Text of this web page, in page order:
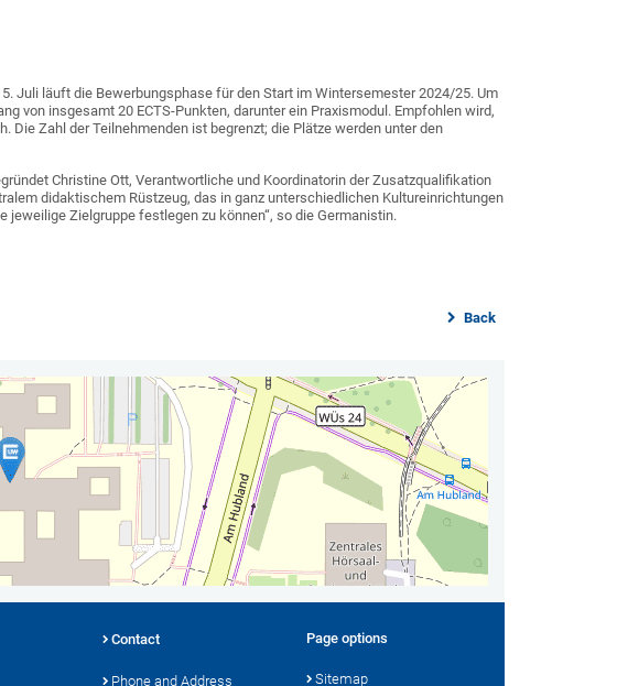
Juli läuft die Bewerbungsphase für den Start im Wintersemester 2024/25. Um
von insgesamt 20 ECTS-Punkten, darunter ein Praxismodul. Empfohlen wird,
Die Zahl der Teilnehmenden ist begrenzt; die Plätze werden unter den
Christine Ott, Verantwortliche und Koordinatorin der Zusatzqualifikation
didaktischem Rüstzeug, das in ganz unterschiedlichen Kultureinrichtungen
Zielgruppe festlegen zu können“, so die Germanistin.
Back
Contact
Phone and Address
Page options
Sitemap